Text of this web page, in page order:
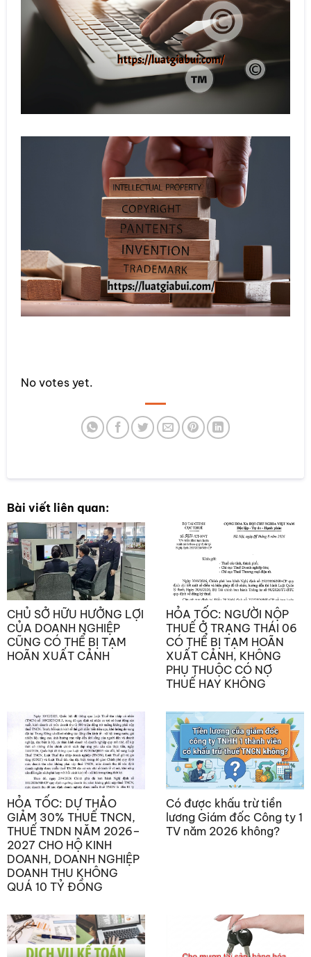
SUBMIT RATING
No votes yet.
Bài viết liên quan:
CHỦ SỞ HỮU HƯỞNG LỢI
CỦA DOANH NGHIỆP
CŨNG CÓ THỂ BỊ TẠM
HOÃN XUẤT CẢNH
HỎA TỐC: NGƯỜI NỘP
THUẾ Ở TRẠNG THÁI 06
CÓ THỂ BỊ TẠM HOÃN
XUẤT CẢNH, KHÔNG
PHỤ THUỘC CÓ NỢ
THUẾ HAY KHÔNG
HỎA TỐC: DỰ THẢO
GIẢM 30% THUẾ TNCN,
THUẾ TNDN NĂM 2026–
2027 CHO HỘ KINH
DOANH, DOANH NGHIỆP
DOANH THU KHÔNG
QUÁ 10 TỶ ĐỒNG
Có được khấu trừ tiền
lương Giám đốc Công ty 1
TV năm 2026 không?